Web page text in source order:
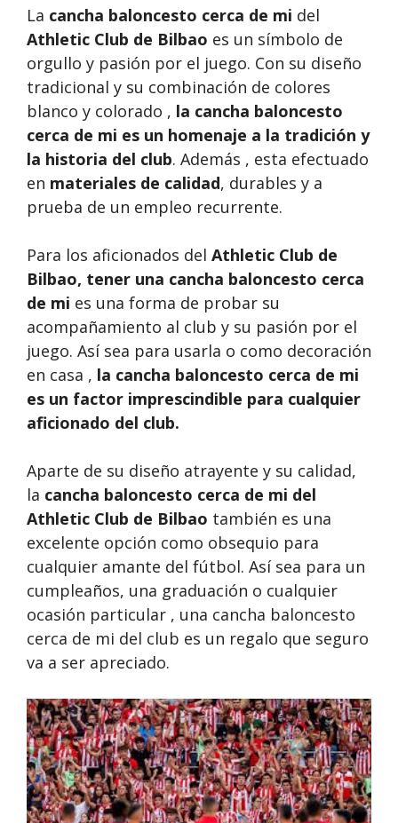
La cancha baloncesto cerca de mi del
Athletic Club de Bilbao es un símbolo de
orgullo y pasión por el juego. Con su diseño
tradicional y su combinación de colores
blanco y colorado , la cancha baloncesto
cerca de mi es un homenaje a la tradición y
la historia del club. Además , esta efectuado
en materiales de calidad, durables y a
prueba de un empleo recurrente.
Para los aficionados del Athletic Club de
Bilbao, tener una cancha baloncesto cerca
de mi es una forma de probar su
acompañamiento al club y su pasión por el
juego. Así sea para usarla o como decoración
en casa , la cancha baloncesto cerca de mi
es un factor imprescindible para cualquier
aficionado del club.
Aparte de su diseño atrayente y su calidad,
la cancha baloncesto cerca de mi del
Athletic Club de Bilbao también es una
excelente opción como obsequio para
cualquier amante del fútbol. Así sea para un
cumpleaños, una graduación o cualquier
ocasión particular , una cancha baloncesto
cerca de mi del club es un regalo que seguro
va a ser apreciado.